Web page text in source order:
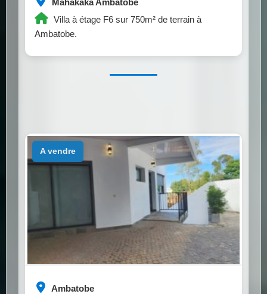
Villa à étage F6 sur 750m² de terrain à
Ambatobe.
Ambatobe
a vendre